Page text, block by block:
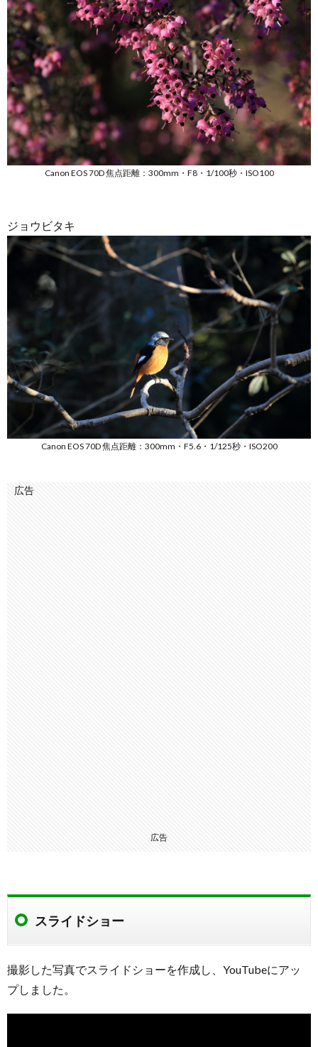
Canon EOS 70D 焦点距離：300mm・F8・1/100秒・ISO100
ジョウビタキ
Canon EOS 70D 焦点距離：300mm・F5.6・1/125秒・ISO200
広告
広告
スライドショー
撮影した写真でスライドショーを作成し、YouTubeにアッ
プしました。